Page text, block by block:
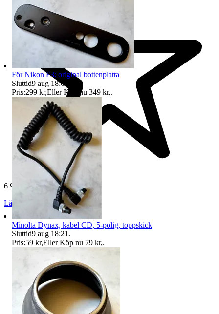
6 962 omdömen
Läs omdömen Följ
För Nikon F3: original bottenplatta
Sluttid9 aug 18:04
Pris:299 kr,Eller Köp nu 349 kr,.
Minolta Dynax, kabel CD, 5-polig, toppskick
Sluttid9 aug 18:21 .
Pris:59 kr,Eller Köp nu 79 kr,.